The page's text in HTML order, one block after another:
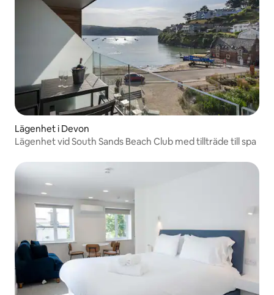
Lägenhet i Devon
Lägenhet vid South Sands Beach Club med tillträde till spa